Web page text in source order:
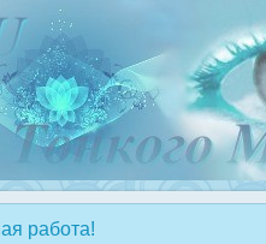
работа!